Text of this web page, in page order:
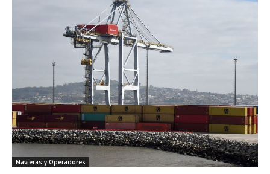
Navieras y Operadores